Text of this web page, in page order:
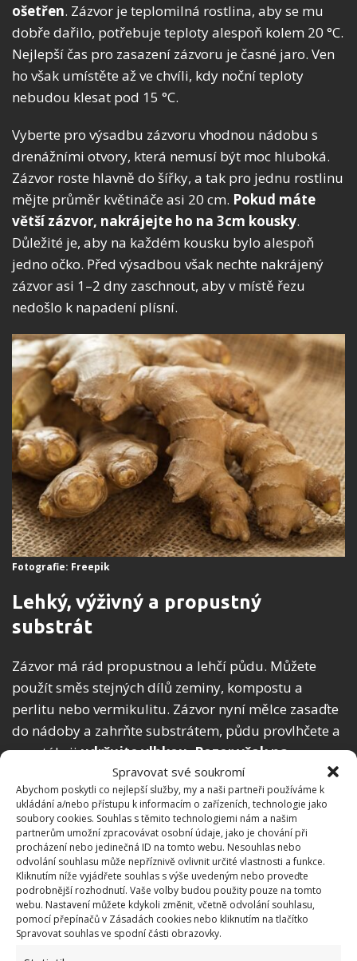
Spravovat své soukromí
Abychom poskytli co nejlepší služby, my a naši partneři používáme k
ukládání a/nebo přístupu k informacím o zařízeních, technologie jako
soubory cookies. Souhlas s těmito technologiemi nám a našim
partnerům umožní zpracovávat osobní údaje, jako je chování při
procházení nebo jedinečná ID na tomto webu. Nesouhlas nebo
odvolání souhlasu může nepříznivě ovlivnit určité vlastnosti a funkce.
Kliknutím níže vyjádřete souhlas s výše uvedeným nebo proveďte
podrobnější rozhodnutí. Vaše volby budou použity pouze na tomto
webu. Nastavení můžete kdykoli změnit, včetně odvolání souhlasu,
pomocí přepínačů v Zásadách cookies nebo kliknutím na tlačítko
Spravovat souhlas ve spodní části obrazovky.
ošetřen. Zázvor je teplomilná rostlina, aby se mu
dobře dařilo, potřebuje teploty alespoň kolem 20 °C.
Nejlepší čas pro zasazení zázvoru je časné jaro. Ven
ho však umístěte až ve chvíli, kdy noční teploty
nebudou klesat pod 15 °C.
Vyberte pro výsadbu zázvoru vhodnou nádobu s
drenážními otvory, která nemusí být moc hluboká.
Zázvor roste hlavně do šířky, a tak pro jednu rostlinu
mějte průměr květináče asi 20 cm. Pokud máte
větší zázvor, nakrájejte ho na 3cm kousky.
Důležité je, aby na každém kousku bylo alespoň
jedno očko. Před výsadbou však nechte nakrájený
zázvor asi 1–2 dny zaschnout, aby v místě řezu
nedošlo k napadení plísní.
Fotografie: Freepik
Lehký, výživný a propustný
substrát
Zázvor má rád propustnou a lehčí půdu. Můžete
použít směs stejných dílů zeminy, kompostu a
perlitu nebo vermikulitu. Zázvor nyní mělce zasaďte
do nádoby a zahrňte substrátem, půdu provlhčete a
neustále jiudržujte vlhkou. Pozor však na
. Květináč umístěte na teplé a slunné
místo k oknu. Můžete ho překrýt potravinářskou fólií
nebo alobalem, půda pak nebude tolik vysychat.
První zelené části se objeví za 4–6 týdnů, poté fólii
odstraňte.
Pravidelně rostlinu zalévejte vždy, jakmile vyschnou
horní 3 cm substrátu. Během vegetačního období
přihnojujte každých 4–6 týdnů tekutým